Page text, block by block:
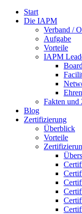
Start
Die IAPM
Verband /
Aufgabe
Vorteile
IAPM
Fakten und
Blog
Zertifizierung
Überblick
Vorteile